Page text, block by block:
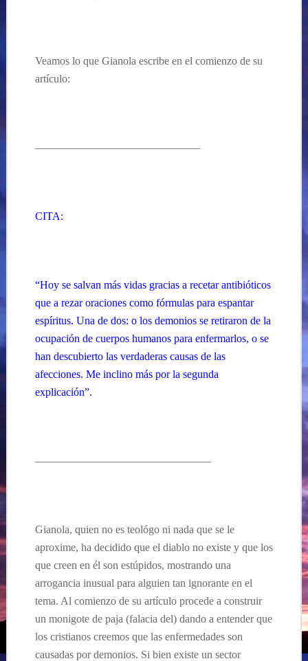
Veamos lo que Gianola escribe en el comienzo de su
artículo:
———————————————
CITA:
“Hoy se salvan más vidas gracias a recetar antibióticos
que a rezar oraciones como fórmulas para espantar
espíritus. Una de dos: o los demonios se retiraron de la
ocupación de cuerpos humanos para enfermarlos, o se
han descubierto las verdaderas causas de las
afecciones. Me inclino más por la segunda
explicación”.
————————————————
Gianola, quien no es teológo ni nada que se le
aproxime, ha decidido que el diablo no existe y que los
que creen en él son estúpidos, mostrando una
arrogancia inusual para alguien tan ignorante en el
tema. Al comienzo de su artículo procede a construir
un monigote de paja (falacia del) dando a entender que
los cristianos creemos que las enfermedades son
causadas por demonios. Si bien existe un sector